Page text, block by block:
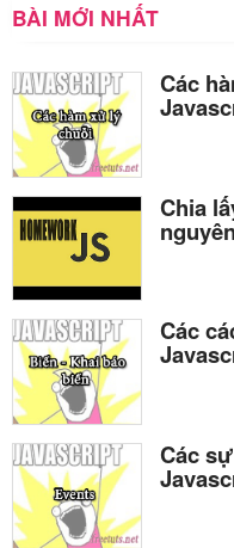
BÀI MỚI NHẤT
Các
Chia
Các
Các